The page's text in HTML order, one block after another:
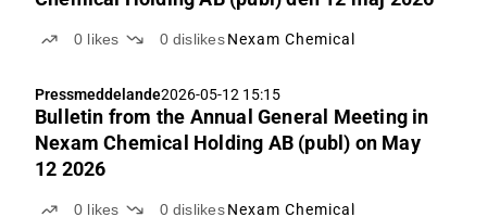
0 likes 0 dislikes Nexam Chemical
Pressmeddelande2026-05-12 15:15
Bulletin from the Annual General Meeting in
Nexam Chemical Holding AB (publ) on May
12 2026
0 likes 0 dislikes Nexam Chemical